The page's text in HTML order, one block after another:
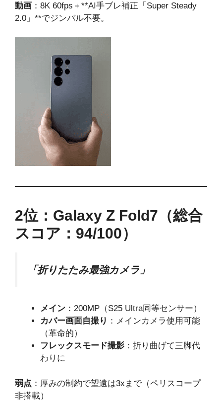
動画 ：8K 60fps＋**AI手ブレ補正「Super Steady
2.0」**でジンバル不要。
2位：Galaxy Z Fold7（総合
スコア：94/100）
「折りたたみ最強カメラ」
メイン ：200MP（S25 Ultra同等センサー）
カバー画面自撮り ：メインカメラ使用可能
（革命的）
フレックスモード撮影 ：折り曲げて三脚代
わりに
弱点 ：厚みの制約で望遠は3xまで（ペリスコープ
非搭載）